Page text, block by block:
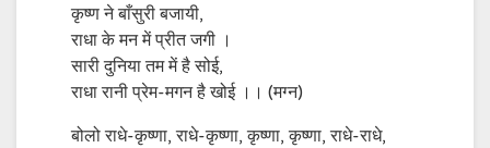
कृष्ण ने बाँसुरी बजायी,
राधा के मन में प्रीत जगी ।
सारी दुनिया तम में है सोई,
राधा रानी प्रेम-मगन है खोई ।। (मग्न)
बोलो राधे-कृष्णा, राधे-कृष्णा, कृष्णा, कृष्णा, राधे-राधे,